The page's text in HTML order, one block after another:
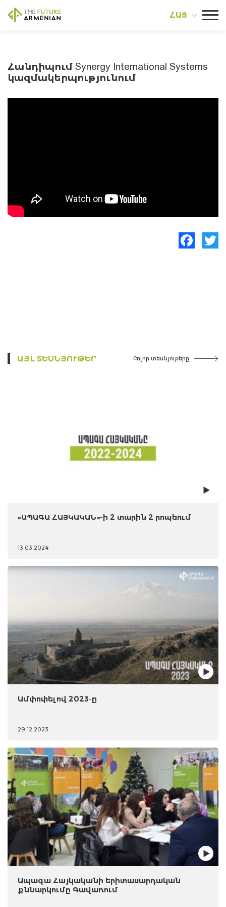
ՀԱՅ
Հանդիպում Synergy International Systems
կազմակերպությունում
ԱՅԼ ՏԵՍՆՅՈՒԹԵՐ Բոլոր տեսնյութերը
«ԱՊԱԳԱ ՀԱՅԿԱԿԱՆ»-ի 2 տարին 2 րոպեում
13.03.2024
Ամփոփելով 2023-ը
29.12.2023
Ապագա Հայկականի երիտասարդական
քննարկումը Գավառում